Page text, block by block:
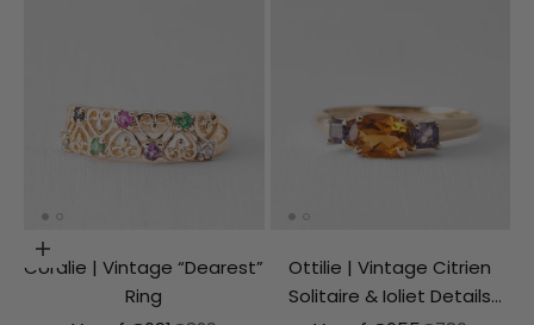
Opties kiezen
Coralie | Vintage “Dearest”
Ring
Ottilie | Vintage Citrien
Solitaire & Ioliet Details